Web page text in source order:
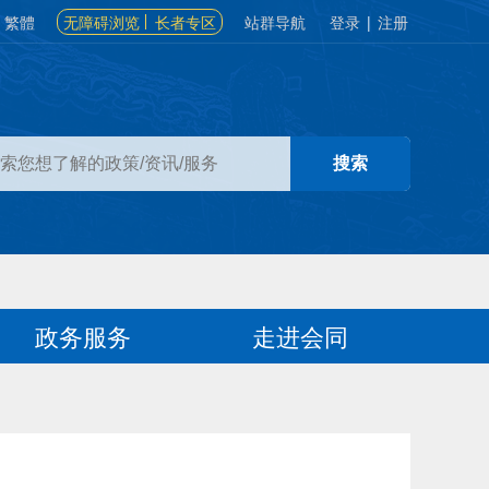
繁體 无障碍浏览 长者专区 站群导航 登录 | 注册
政务服务 走进会同